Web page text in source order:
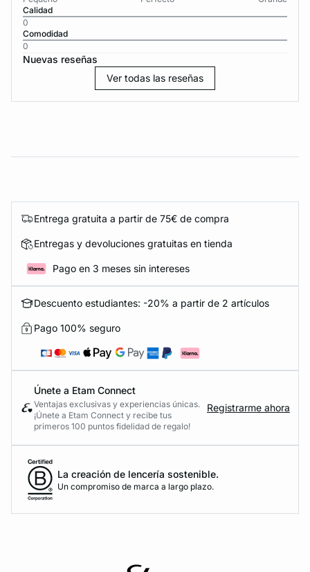
Calidad
0
Comodidad
0
Nuevas reseñas
Ver todas las reseñas
Entrega gratuita a partir de 75€ de compra
Entregas y devoluciones gratuitas en tienda
Pago en 3 meses sin intereses
Descuento estudiantes: -20% a partir de 2 artículos
Pago 100% seguro
Únete a Etam Connect
Ventajas exclusivas y experiencias únicas.
¡Únete a Etam Connect y recibe tus
primeros 100 puntos fidelidad de regalo!
Registrarme ahora
La creación de lencería sostenible.
Un compromiso de marca a largo plazo.